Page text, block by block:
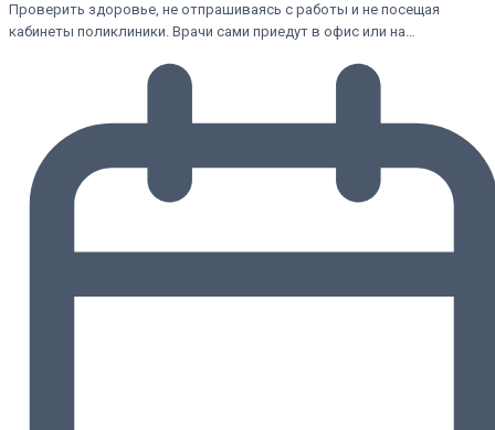
Проверить здоровье, не отпрашиваясь с работы и не посещая
кабинеты поликлиники. Врачи сами приедут в офис или на…